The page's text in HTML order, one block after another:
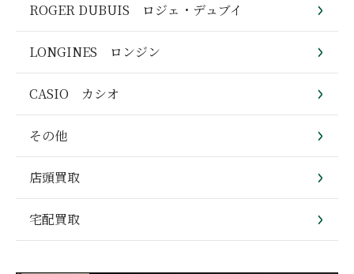
ROGER DUBUIS ロジェ・デュブイ
LONGINES ロンジン
CASIO カシオ
その他
店頭買取
宅配買取